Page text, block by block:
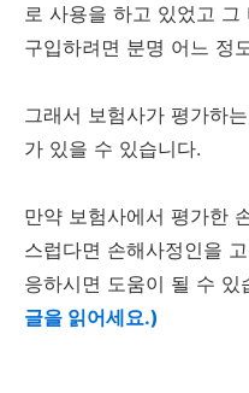
로 사용을 하고 있었고
구입하려면 분명 어느 정
그래서 보험사가 평가하
가 있을 수 있습니다.
만약 보험사에서 평가한
스럽다면 손해사정인을
응하시면 도움이 될 수 있
글을 읽어세요.)